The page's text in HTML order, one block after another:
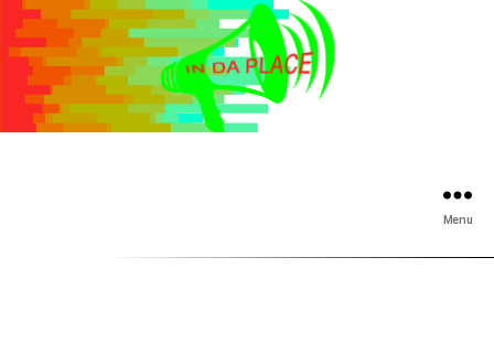
Menu